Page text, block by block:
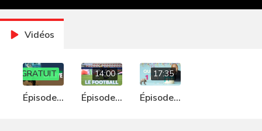
Vidéos
GRATUIT
Épisode
14:00
Épisode
17:35
Épisode